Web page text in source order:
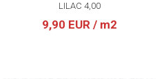
LILAC 4,00
9,90 EUR / m2